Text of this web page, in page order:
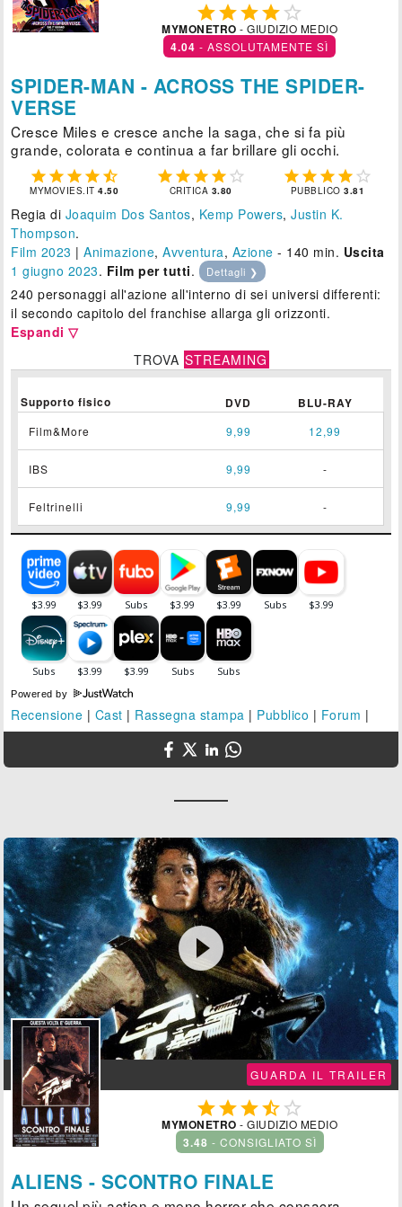
 
MYMONETRO - GIUDIZIO MEDIO
4.04 - ASSOLUTAMENTE SÌ
SPIDER-MAN - ACROSS THE SPIDER-
VERSE
Cresce Miles e cresce anche la saga, che si fa più
grande, colorata e continua a far brillare gli occhi.
    
MYMOVIES.IT4.50
    
CRITICA 3.80
    
PUBBLICO3.81
Regia di Joaquim Dos Santos, Kemp Powers,Justin K.
Thompson.
Film 2023 |Animazione,Avventura, Azione - 140 min. Uscita
1 giugno 2023. Film per tutti. Dettagli ❯
240 personaggi all'azione all'interno di sei universi differenti:
il secondo capitolo del franchise allarga gli orizzonti.
Espandi ▽
TROVA STREAMING
Supporto fisico DVD BLU-RAY
Film&More 9,99 12,99
IBS 9,99 -
Feltrinelli 9,99 -
Powered by
Recensione | Cast | Rassegna stampa | Pubblico | Forum |

GUARDA IL TRAILER
 
MYMONETRO - GIUDIZIO MEDIO
3.48 - CONSIGLIATO SÌ
ALIENS - SCONTRO FINALE